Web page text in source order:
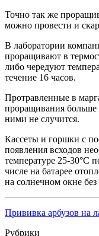
Точно так же
можно провести и
В лаборатории
проращивают в
либо чередуют
течение 16 часов.
Протравленные в
проращивания
ними не случится.
Кассеты и горшки с
появления всходов
температуре 25-30°C
числе на батарее
на солнечном окне
Прививка арбузов на
Рубрики